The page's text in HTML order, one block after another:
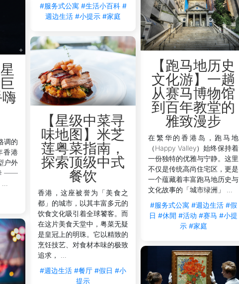
#服务式公寓 #生活小百科 #
週边生活 #小提示 #家庭
【跑马地历史
文化游】一趟
从赛马博物馆
到百年教堂的
雅致漫步
在繁华的香港岛，跑马地
（Happy Valley）始终保持着
一份独特的优雅与宁静。这里
不仅是传统高尚住宅区，更是
一个蕴藏着丰富跑马地历史与
文化故事的「城市绿洲」 ...
#服务式公寓 #週边生活 #假
日 #休閒 #活动 #赛马 #小提
示 #家庭
调的
香港
户外
——
【星级中菜寻
味地图】米芝
莲粤菜指南，
探索顶级中式
餐饮
香港，这座被誉为「美食之
都」的城市，以其丰富多元的
饮食文化吸引着全球饕客。而
在这片美食天堂中，粤菜无疑
是皇冠上的明珠。它以精致的
烹饪技艺、对食材本味的极致
追求， ...
#週边生活 #餐厅 #假日 #小
提示